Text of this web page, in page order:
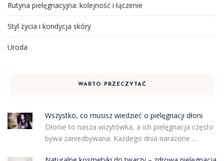
Rutyna pielęgnacyjna: kolejność i łączenie
Styl życia i kondycja skóry
Uroda
WARTO PRZECZYTAĆ
Wszystko, co musisz wiedzieć o pielęgnacji dłoni
Dłonie to nasza wizytówka, a ich pielęgnacja często
bywa zaniedbywana. Każdego dnia narażone …